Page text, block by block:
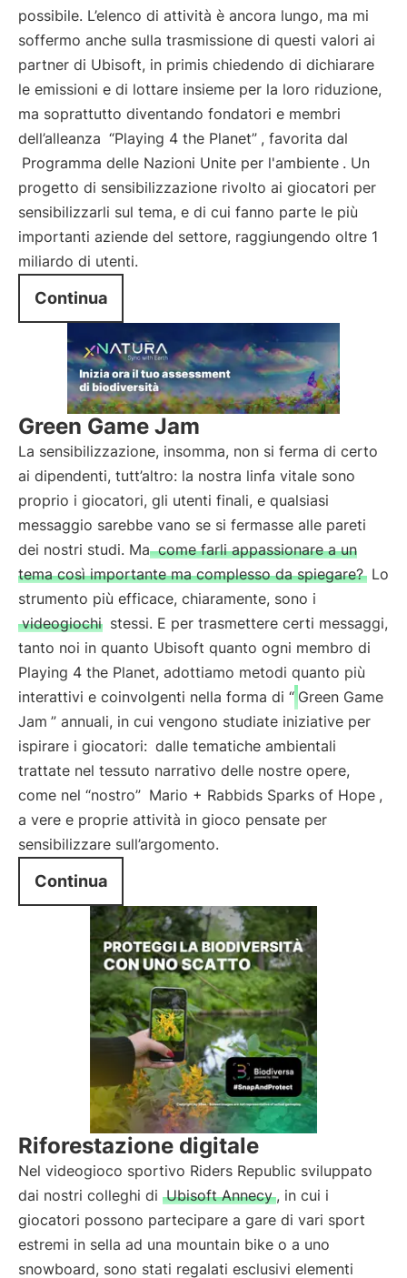
possibile. L’elenco di attività è ancora lungo, ma mi
soffermo anche sulla trasmissione di questi valori ai
partner di Ubisoft, in primis chiedendo di dichiarare
le emissioni e di lottare insieme per la loro riduzione,
ma soprattutto diventando fondatori e membri
dell’alleanza “Playing 4 the Planet” , favorita dal
Programma delle Nazioni Unite per l'ambiente . Un
progetto di sensibilizzazione rivolto ai giocatori per
sensibilizzarli sul tema, e di cui fanno parte le più
importanti aziende del settore, raggiungendo oltre 1
miliardo di utenti.
Continua
Green Game Jam
La sensibilizzazione, insomma, non si ferma di certo
ai dipendenti, tutt’altro: la nostra linfa vitale sono
proprio i giocatori, gli utenti finali, e qualsiasi
messaggio sarebbe vano se si fermasse alle pareti
dei nostri studi. Ma come farli appassionare a un
tema così importante ma complesso da spiegare? Lo
strumento più efficace, chiaramente, sono i
videogiochi stessi. E per trasmettere certi messaggi,
tanto noi in quanto Ubisoft quanto ogni membro di
Playing 4 the Planet, adottiamo metodi quanto più
interattivi e coinvolgenti nella forma di “ Green Game
Jam ” annuali, in cui vengono studiate iniziative per
ispirare i giocatori: dalle tematiche ambientali
trattate nel tessuto narrativo delle nostre opere,
come nel “nostro” Mario + Rabbids Sparks of Hope ,
a vere e proprie attività in gioco pensate per
sensibilizzare sull’argomento.
Continua
Riforestazione digitale
Nel videogioco sportivo Riders Republic sviluppato
dai nostri colleghi di Ubisoft Annecy , in cui i
giocatori possono partecipare a gare di vari sport
estremi in sella ad una mountain bike o a uno
snowboard, sono stati regalati esclusivi elementi